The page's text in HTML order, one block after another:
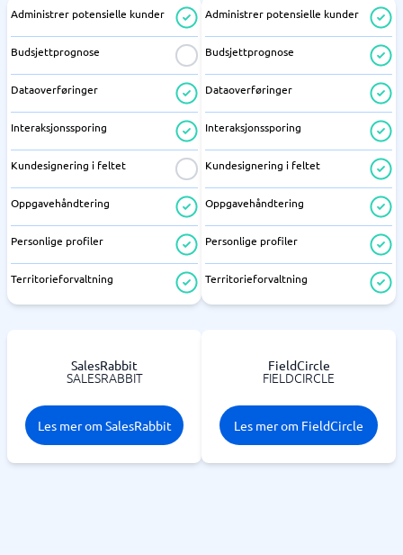
Administrer potensielle kunder
Budsjettprognose
Dataoverføringer
Interaksjonssporing
Kundesignering i feltet
Oppgavehåndtering
Personlige profiler
Territorieforvaltning
Administrer potensielle kunder
Budsjettprognose
Dataoverføringer
Interaksjonssporing
Kundesignering i feltet
Oppgavehåndtering
Personlige profiler
Territorieforvaltning
SalesRabbit
SALESRABBIT
Les mer om SalesRabbit
FieldCircle
FIELDCIRCLE
Les mer om FieldCircle